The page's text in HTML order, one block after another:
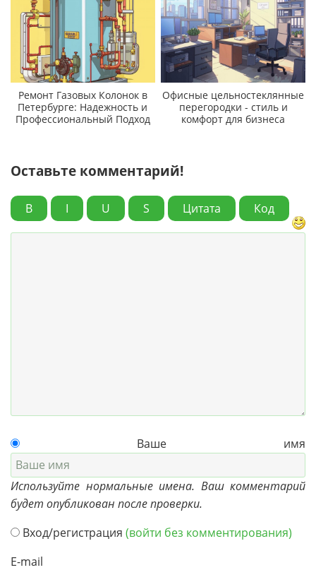
Ремонт Газовых Колонок в
Петербурге: Надежность и
Профессиональный Подход
Офисные цельностеклянные
перегородки - стиль и
комфорт для бизнеса
Оставьте комментарий!
B I U S Цитата Код
Ваше имя
Используйте нормальные имена. Ваш комментарий
будет опубликован после проверки.
Вход/регистрация (войти без комментирования)
E-mail